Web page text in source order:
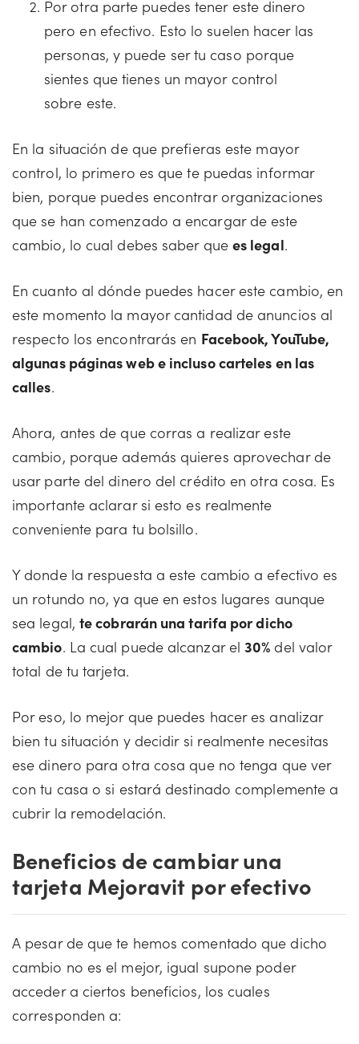
Por otra parte puedes tener este dinero
pero en efectivo. Esto lo suelen hacer las
personas, y puede ser tu caso porque
sientes que tienes un mayor control
sobre este.
En la situación de que prefieras este mayor
control, lo primero es que te puedas informar
bien, porque puedes encontrar organizaciones
que se han comenzado a encargar de este
cambio, lo cual debes saber que es legal.
En cuanto al dónde puedes hacer este cambio, en
este momento la mayor cantidad de anuncios al
respecto los encontrarás en Facebook, YouTube,
algunas páginas web e incluso carteles en las
calles.
Ahora, antes de que corras a realizar este
cambio, porque además quieres aprovechar de
usar parte del dinero del crédito en otra cosa. Es
importante aclarar si esto es realmente
conveniente para tu bolsillo.
Y donde la respuesta a este cambio a efectivo es
un rotundo no, ya que en estos lugares aunque
sea legal, te cobrarán una tarifa por dicho
cambio. La cual puede alcanzar el30% del valor
total de tu tarjeta.
Por eso, lo mejor que puedes hacer es analizar
bien tu situación y decidir si realmente necesitas
ese dinero para otra cosa que no tenga que ver
con tu casa o si estará destinado complemente a
cubrir la remodelación.
Beneficios de cambiar una
tarjeta Mejoravit por efectivo
A pesar de que te hemos comentado que dicho
cambio no es el mejor, igual supone poder
acceder a ciertos beneficios, los cuales
corresponden a: